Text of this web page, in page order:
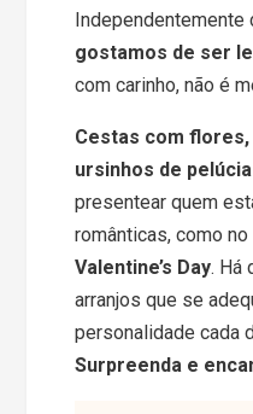
Independentemente
gostamos de ser
com carinho, não é
Cestas com
ursinhos de pelúcia
presentear quem
românticas, como no
Valentine’s Day. Há
arranjos que se
personalidade cada
Surpreenda e